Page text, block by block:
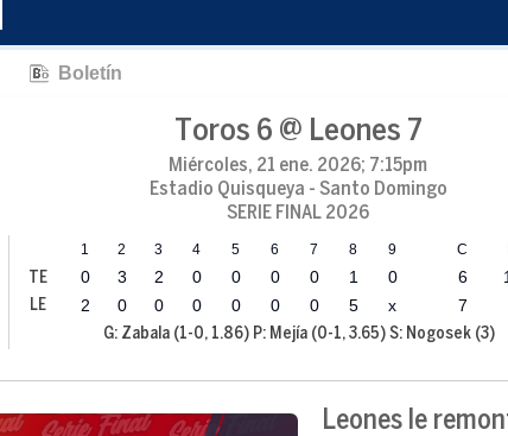
Boletín
Toros 6 @ Leones 7
Miércoles, 21 ene. 2026; 7:15pm
Estadio Quisqueya - Santo Domingo
SERIE FINAL 2026
1 2 3 4 5 6 7 8 9 C
TE 0 3 2 0 0 0 0 1 0 6
LE 2 0 0 0 0 0 0 5 x 7
G: Zabala (1-0, 1.86) P: Mejía (0-1, 3.65) S: Nogosek (3)
Leones le